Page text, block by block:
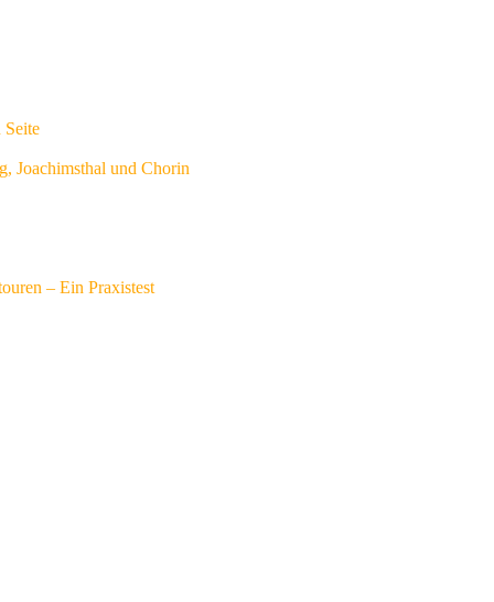
Seite
Joachimsthal und Chorin
– Ein Praxistest